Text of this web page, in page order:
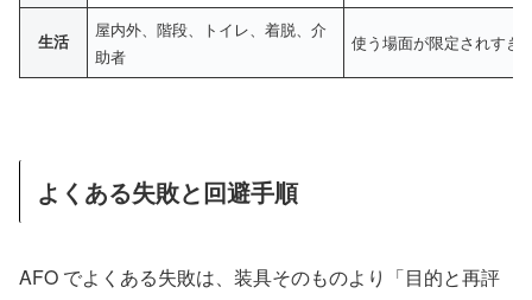
生活
屋内外、階段、トイレ、着脱、介
助者
使う場面が限定されすぎ
よくある失敗と回避手順
AFO でよくある失敗は、装具そのものより「目的と再評